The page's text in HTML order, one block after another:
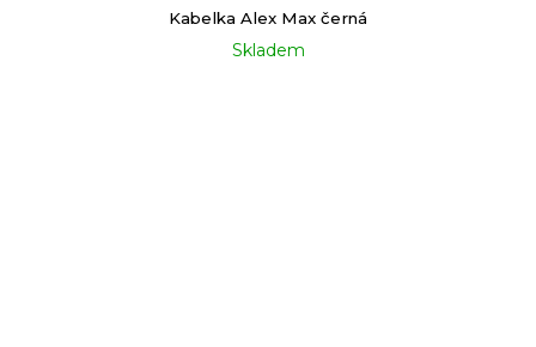
Kabelka Alex Max černá
Skladem